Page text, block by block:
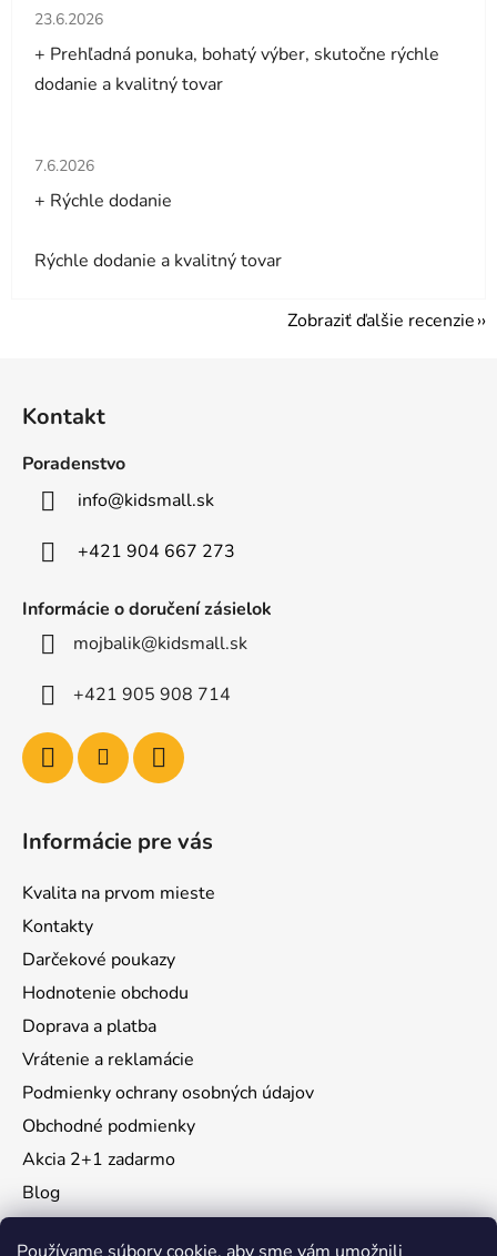
Hodnotenie obchodu je 5 z 5 hviezdičiek.
23.6.2026
+ Prehľadná ponuka, bohatý výber, skutočne rýchle
dodanie a kvalitný tovar
Hodnotenie obchodu je 5 z 5 hviezdičiek.
7.6.2026
+ Rýchle dodanie
Rýchle dodanie a kvalitný tovar
Zobraziť ďalšie recenzie
Kontakt
Poradenstvo
info@kidsmall.sk
+421 904 667 273
Informácie o doručení zásielok
mojbalik@kidsmall.sk
+421 905 908 714
Informácie pre vás
Kvalita na prvom mieste
Kontakty
Darčekové poukazy
Hodnotenie obchodu
Doprava a platba
Vrátenie a reklamácie
Podmienky ochrany osobných údajov
Obchodné podmienky
Akcia 2+1 zadarmo
Blog